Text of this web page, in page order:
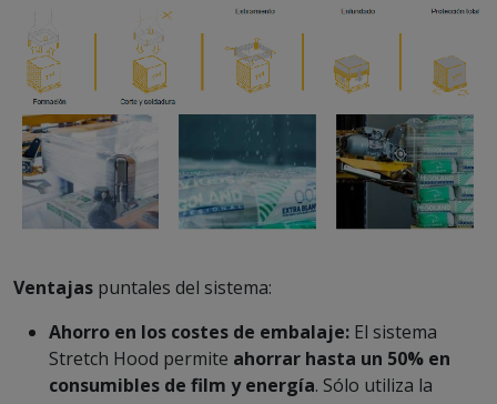
Ventajas puntales del sistema:
Ahorro en los costes de embalaje: El sistema
Stretch Hood permite ahorrar hasta un 50% en
consumibles de film y energía. Sólo utiliza la